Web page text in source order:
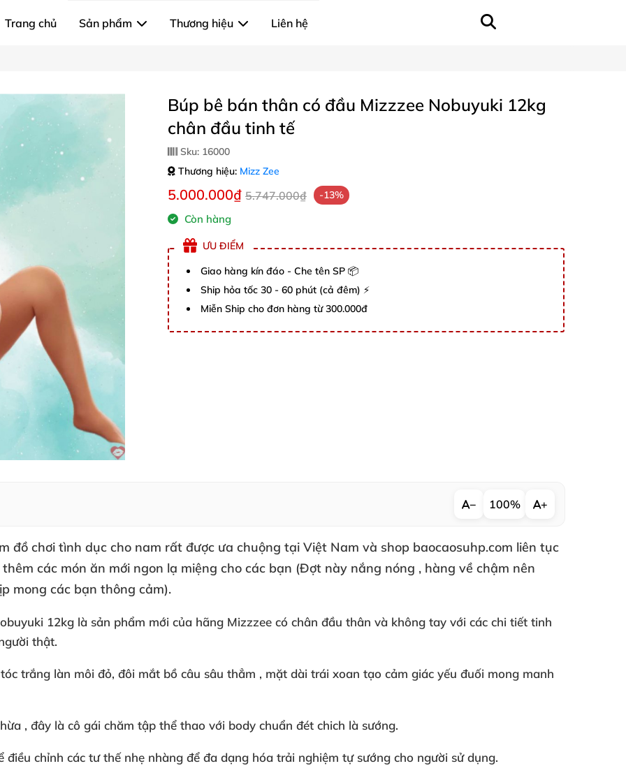
Trang chủ Sản phẩm Thương hiệu Liên hệ
Búp bê bán thân có đầu Mizzzee Nobuyuki 12kg
chân đầu tinh tế
Sku: 16000
Thương hiệu: Mizz Zee
5.000.000₫ 5.747.000₫ -13%
Còn hàng
ƯU ĐIỂM
Giao hàng kín đáo - Che tên SP 📦
Ship hỏa tốc 30 - 60 phút (cả đêm) ⚡
Miễn Ship cho đơn hàng từ 300.000đ
− 100% +
đồ chơi tình dục cho nam rất được ưa chuộng tại Việt Nam và shop baocaosuhp.com liên tục
các món ăn mới ngon lạ miệng cho các bạn (Đợt này nắng nóng , hàng về chậm nên
mong các bạn thông cảm).
12kg là sản phẩm mới của hãng Mizzzee có chân đầu thân và không tay với các chi tiết tinh
thật.
trắng làn môi đỏ, đôi mắt bồ câu sâu thẳm , mặt dài trái xoan tạo cảm giác yếu đuối mong manh
, đây là cô gái chăm tập thể thao với body chuẩn đét chich là sướng.
điều chỉnh các tư thế nhẹ nhàng để đa dạng hóa trải nghiệm tự sướng cho người sử dụng.